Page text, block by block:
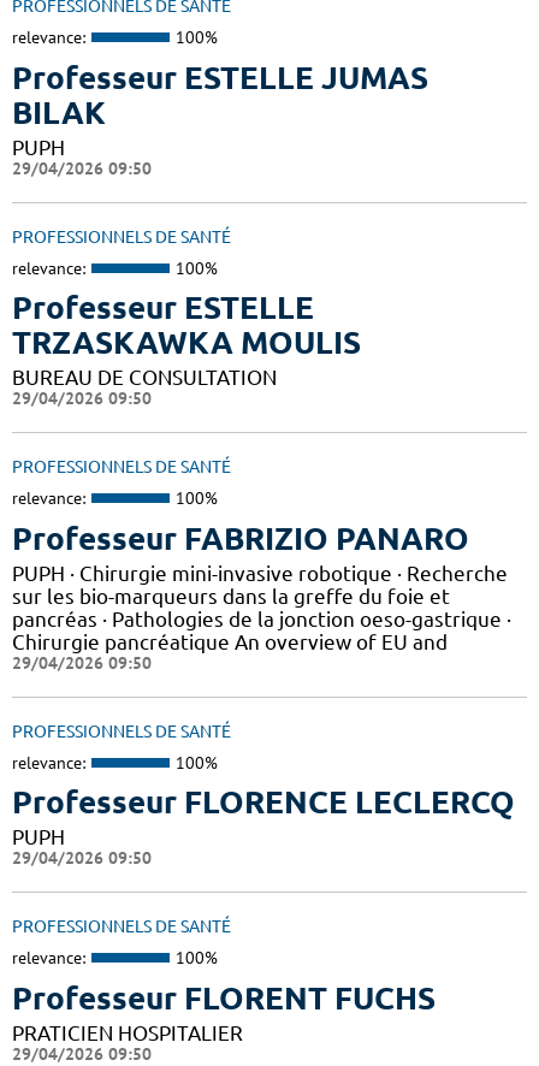
PROFESSIONNELS DE SANTÉ
relevance: 100%
Professeur ESTELLE JUMAS
BILAK
PUPH
29/04/2026 09:50
PROFESSIONNELS DE SANTÉ
relevance: 100%
Professeur ESTELLE
TRZASKAWKA MOULIS
BUREAU DE CONSULTATION
29/04/2026 09:50
PROFESSIONNELS DE SANTÉ
relevance: 100%
Professeur FABRIZIO PANARO
PUPH · Chirurgie mini-invasive robotique · Recherche
sur les bio-marqueurs dans la greffe du foie et
pancréas · Pathologies de la jonction oeso-gastrique ·
Chirurgie pancréatique An overview of EU and
29/04/2026 09:50
PROFESSIONNELS DE SANTÉ
relevance: 100%
Professeur FLORENCE LECLERCQ
PUPH
29/04/2026 09:50
PROFESSIONNELS DE SANTÉ
relevance: 100%
Professeur FLORENT FUCHS
PRATICIEN HOSPITALIER
29/04/2026 09:50